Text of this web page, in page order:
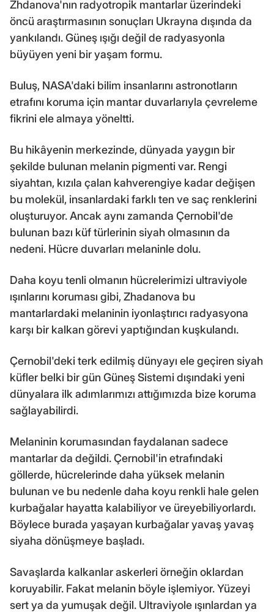
Zhdanova'nın radyotropik mantarlar üzerindeki
öncü araştırmasının sonuçları Ukrayna dışında da
yankılandı. Güneş ışığı değil de radyasyonla
büyüyen yeni bir yaşam formu.
Buluş, NASA'daki bilim insanlarını astronotların
etrafını koruma için mantar duvarlarıyla çevreleme
fikrini ele almaya yöneltti.
Bu hikâyenin merkezinde, dünyada yaygın bir
şekilde bulunan melanin pigmenti var. Rengi
siyahtan, kızıla çalan kahverengiye kadar değişen
bu molekül, insanlardaki farklı ten ve saç renklerini
oluşturuyor. Ancak aynı zamanda Çernobil'de
bulunan bazı küf türlerinin siyah olmasının da
nedeni. Hücre duvarları melaninle dolu.
Daha koyu tenli olmanın hücrelerimizi ultraviyole
ışınlarını koruması gibi, Zhadanova bu
mantarlardaki melaninin iyonlaştırıcı radyasyona
karşı bir kalkan görevi yaptığından kuşkulandı.
Çernobil'deki terk edilmiş dünyayı ele geçiren siyah
küfler belki bir gün Güneş Sistemi dışındaki yeni
dünyalara ilk adımlarımızı attığımızda bize koruma
sağlayabilirdi.
Melaninin korumasından faydalanan sadece
mantarlar da değildi. Çernobil'in etrafındaki
göllerde, hücrelerinde daha yüksek melanin
bulunan ve bu nedenle daha koyu renkli hale gelen
kurbağalar hayatta kalabiliyor ve üreyebiliyorlardı.
Böylece burada yaşayan kurbağalar yavaş yavaş
siyaha dönüşmeye başladı.
Savaşlarda kalkanlar askerleri örneğin oklardan
koruyabilir. Fakat melanin böyle işlemiyor. Yüzeyi
sert ya da yumuşak değil. Ultraviyole ışınlardan ya